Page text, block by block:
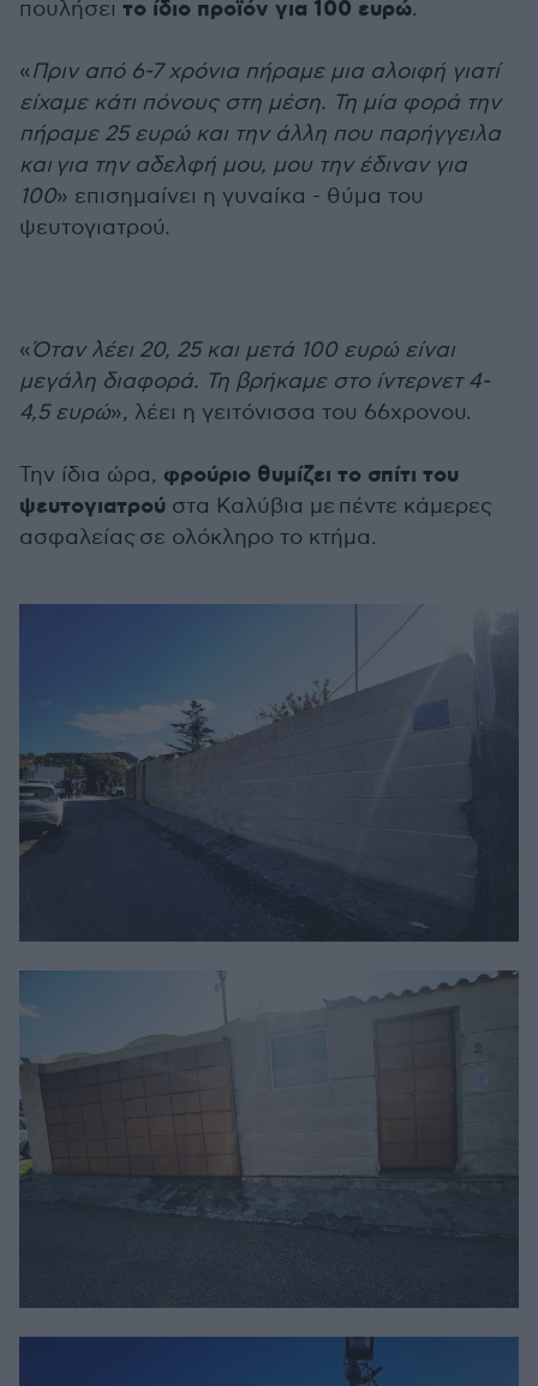
πουλήσει το ίδιο προϊόν για 100 ευρώ.
«Πριν από 6-7 χρόνια πήραμε μια αλοιφή γιατί
είχαμε κάτι πόνους στη μέση. Τη μία φορά την
πήραμε 25 ευρώ και την άλλη που παρήγγειλα
και για την αδελφή μου, μου την έδιναν για
100» επισημαίνει η γυναίκα - θύμα του
ψευτογιατρού.
«Όταν λέει 20, 25 και μετά 100 ευρώ είναι
μεγάλη διαφορά. Τη βρήκαμε στο ίντερνετ 4-
4,5 ευρώ», λέει η γειτόνισσα του 66χρονου.
Την ίδια ώρα, φρούριο θυμίζει το σπίτι του
ψευτογιατρού στα Καλύβια με πέντε κάμερες
ασφαλείας σε ολόκληρο το κτήμα.